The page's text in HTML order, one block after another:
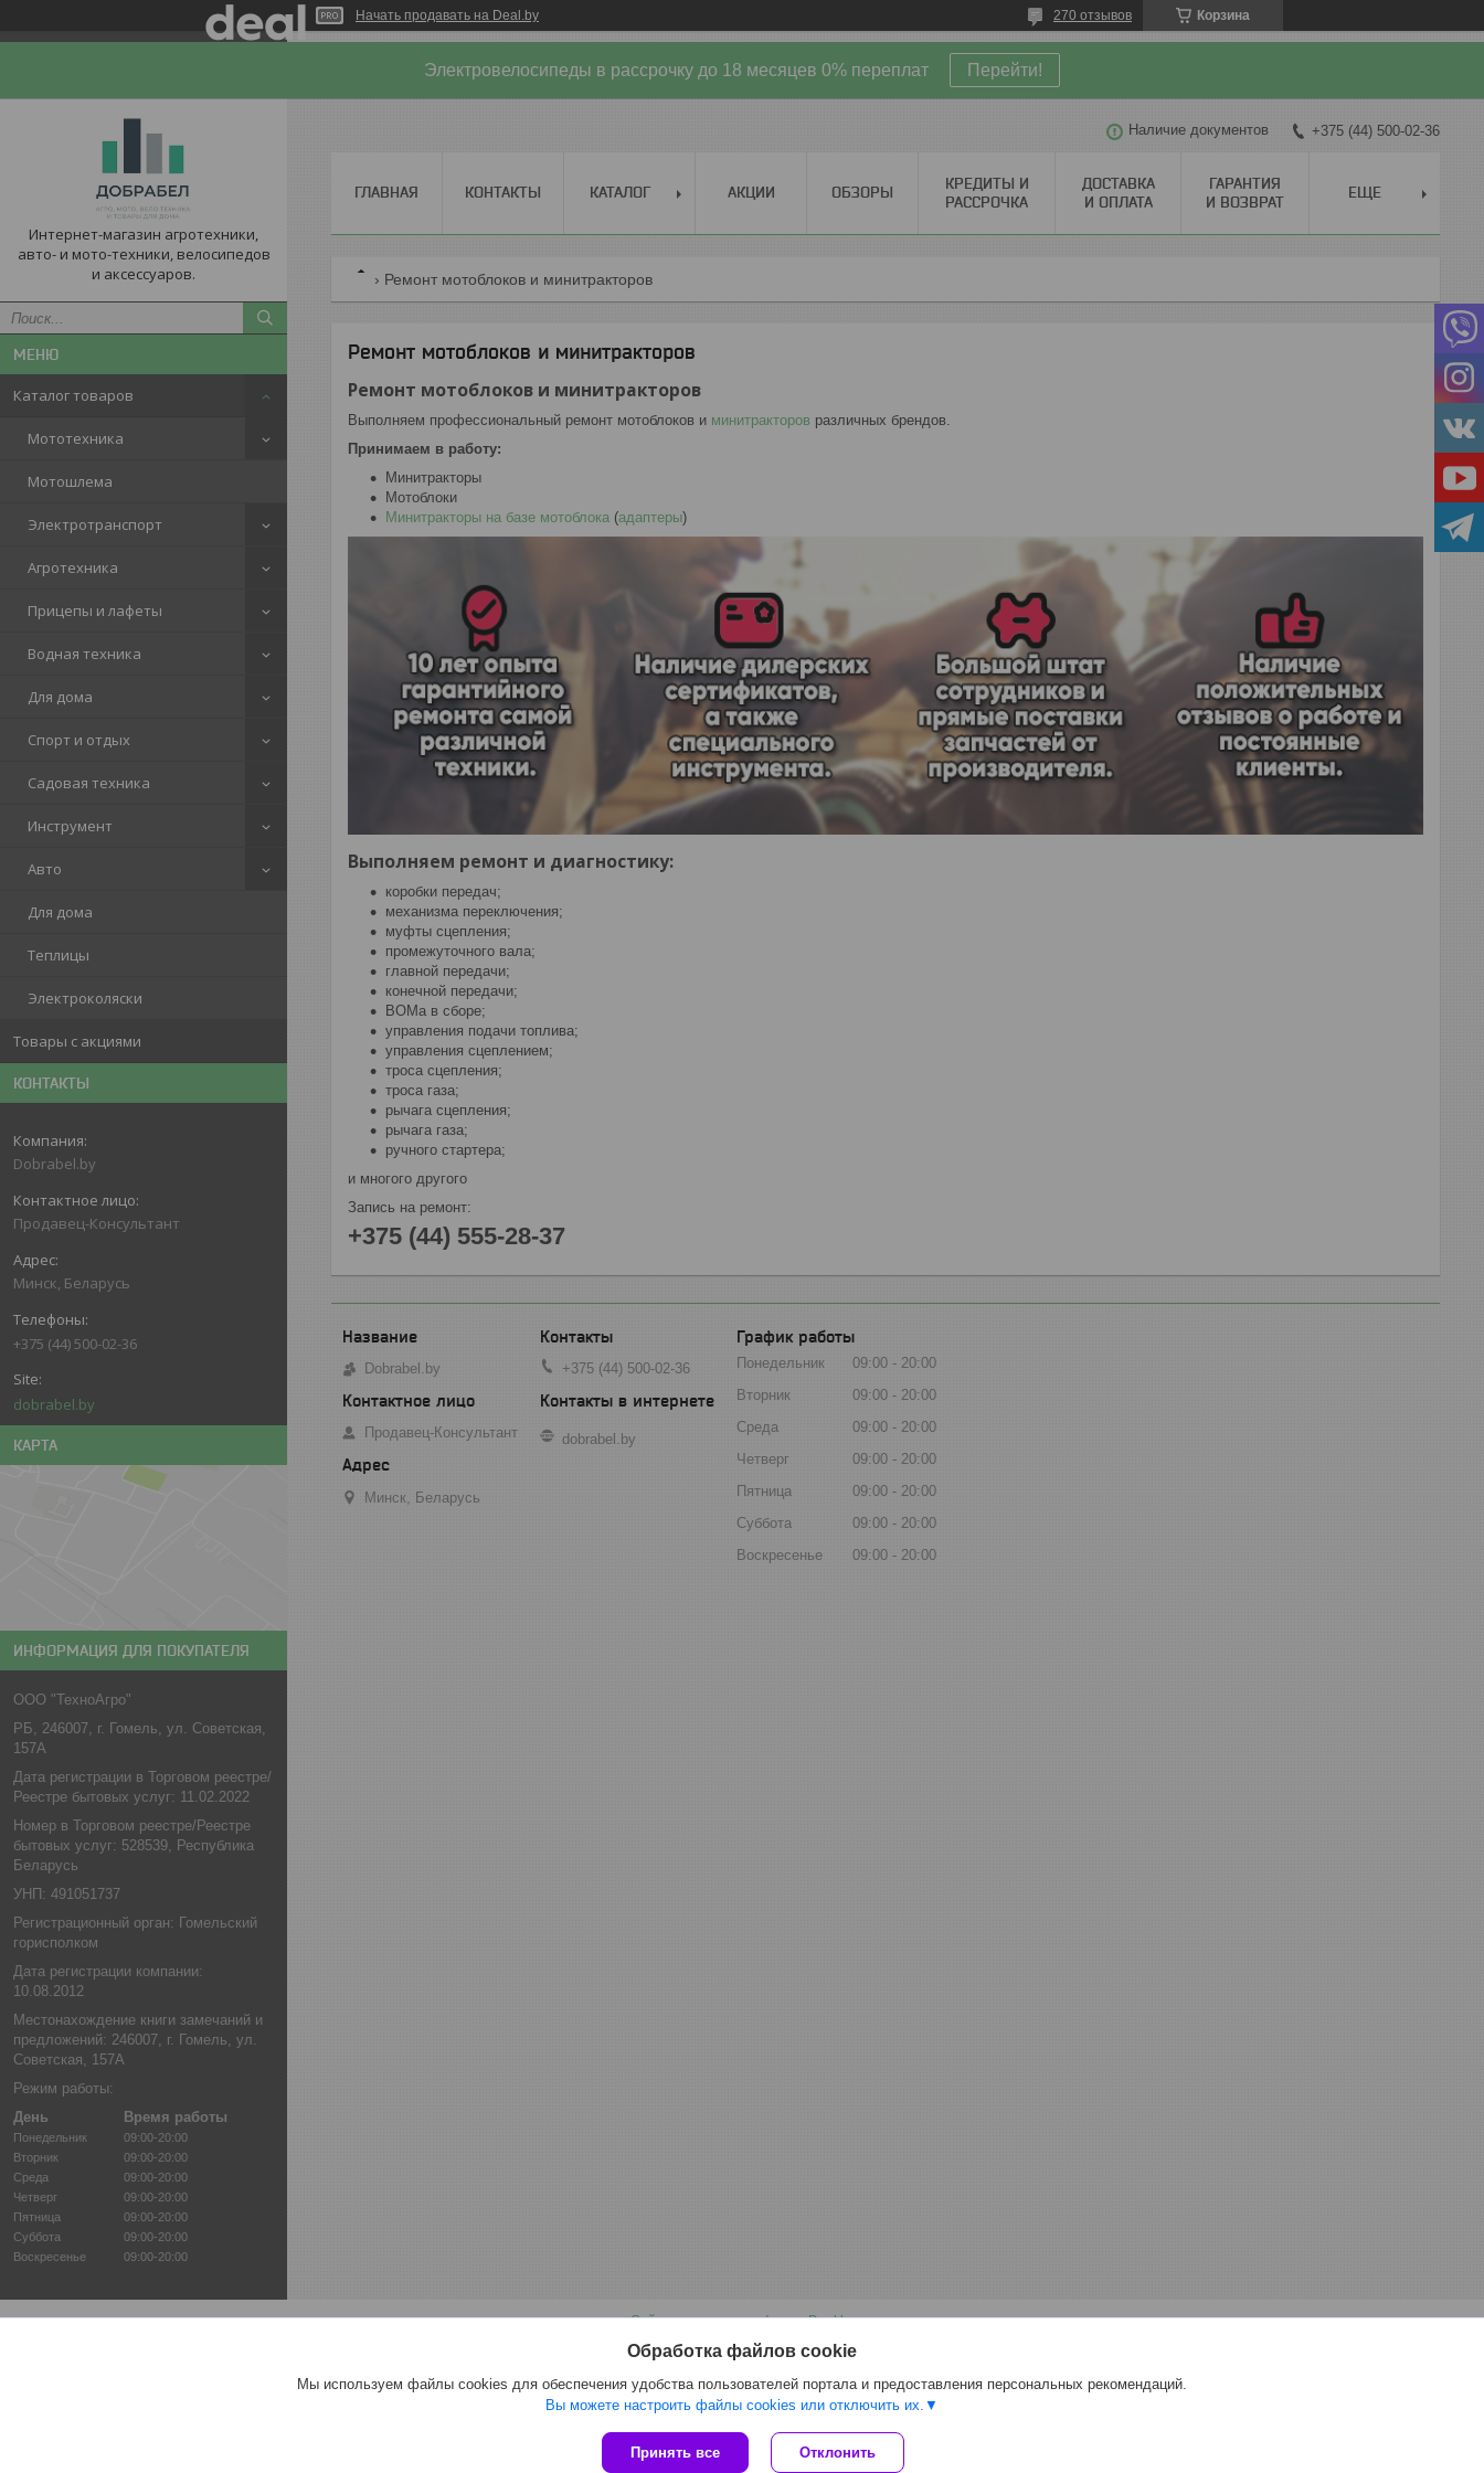
Начать продавать на Deal.by Корзина
270 отзывов
Электровелосипеды в рассрочку до 18 месяцев 0% переплат Перейти!
Интернет-магазин агротехники,
авто- и мото-техники, велосипедов
и аксессуаров.
Каталог товаров
Мототехника
Мотошлема
Электротранспорт
Агротехника
Прицепы и лафеты
Водная техника
Для дома
Спорт и отдых
Садовая техника
Инструмент
Авто
Для дома
Теплицы
Электроколяски
Товары с акциями
КОНТАКТЫ
Dobrabel.by
Продавец-Консультант
Минск, Беларусь
+375 (44) 500-02-36
dobrabel.by
КАРТА
ИНФОРМАЦИЯ ДЛЯ ПОКУПАТЕЛЯ
ООО "ТехноАгро"
РБ, 246007, г. Гомель, ул. Советская,
157А
Дата регистрации в Торговом реестре/
Реестре бытовых услуг: 11.02.2022
Номер в Торговом реестре/Реестре
бытовых услуг: 528539, Республика
Беларусь
УНП: 491051737
Регистрационный орган: Гомельский
горисполком
Дата регистрации компании:
10.08.2012
Местонахождение книги замечаний и
предложений: 246007, г. Гомель, ул.
Советская, 157А
Режим работы:
День
Время работы
Понедельник
09:00-20:00
Вторник
09:00-20:00
Среда
09:00-20:00
Четверг
09:00-20:00
Пятница
09:00-20:00
Суббота
09:00-20:00
Воскресенье
09:00-20:00
Наличие документов +375 (44) 500-02-36
ГЛАВНАЯ КОНТАКТЫ КАТАЛОГ АКЦИИ ОБЗОРЫ
КРЕДИТЫ И
РАССРОЧКА
ДОСТАВКА
И ОПЛАТА
ГАРАНТИЯ
И ВОЗВРАТ
ЕЩЕ
Ремонт мотоблоков и минитракторов
Ремонт мотоблоков и минитракторов
Ремонт мотоблоков и минитракторов
Выполняем профессиональный ремонт мотоблоков и минитракторов различных брендов.
Принимаем в работу:
Минитракторы
Мотоблоки
Минитракторы на базе мотоблока (адаптеры)
Выполняем ремонт и диагностику:
коробки передач;
механизма переключения;
муфты сцепления;
промежуточного вала;
главной передачи;
конечной передачи;
ВОМа в сборе;
управления подачи топлива;
управления сцеплением;
троса сцепления;
троса газа;
рычага сцепления;
рычага газа;
ручного стартера;
и многого другого
Запись на ремонт:
+375 (44) 555-28-37
Dobrabel.by
Продавец-Консультант
Минск, Беларусь
+375 (44) 500-02-36
dobrabel.by
График работы
Понедельник 09:00
20:00
Вторник
09:00
20:00
Среда
09:00
20:00
Четверг
09:00
20:00
Пятница
09:00
20:00
Суббота
09:00
20:00
Воскресенье
09:00 20:00
Сайт создан на платформе Deal.by
Политика обработки файлов cookies
Обработка файлов cookie
Мы используем файлы cookies для обеспечения удобства пользователей портала и предоставления персональных рекомендаций.
Вы можете настроить файлы cookies или отключить их.
Принять все Отклонить
Dobrabel.by | Пожаловаться на контент
Select Language ▼